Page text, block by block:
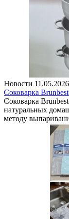
Новости 11.05.2026
Соковарка
Соковарка
натуральных
методу